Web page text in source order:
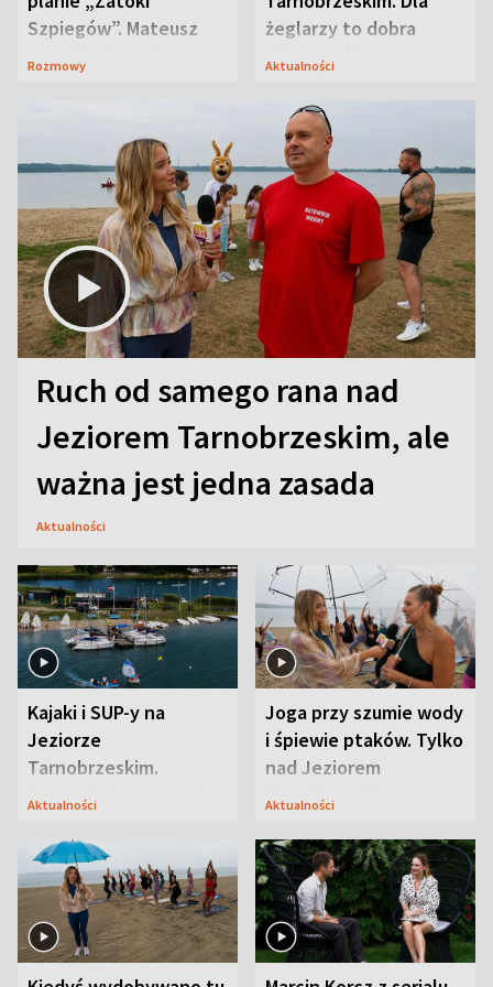
Szpiegów”. Mateusz
Janicki odsłonił
Rozmowy
żeglarzy to dobra
wiadomość
Aktualności
Ruch od samego rana nad
Jeziorem Tarnobrzeskim, ale
ważna jest jedna zasada
Aktualności
Kajaki i SUP-y na
Jeziorze
Tarnobrzeskim.
Przyrodnicy zwracają
Aktualności
Joga przy szumie wody
i śpiewie ptaków. Tylko
nad Jeziorem
Tarnobrzeskim
Aktualności